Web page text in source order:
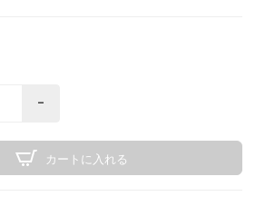
-
カートに入れる